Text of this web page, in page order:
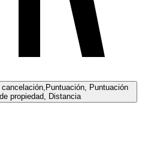
Puntuación
propiedad, Distancia